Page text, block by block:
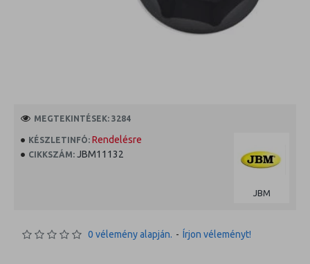
KÉSZLETINFÓ: Rendelésre
CIKKSZÁM: JBM11132
JBM
MEGTEKINTÉSEK: 3284
0 vélemény alapján. - Írjon véleményt!